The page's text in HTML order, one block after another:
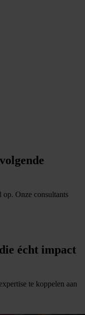
Onze consultants
écht impact
te koppelen aan